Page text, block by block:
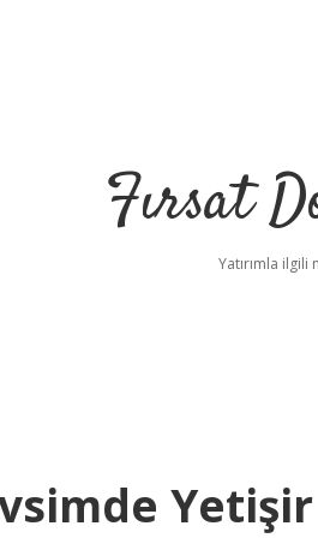
Fırsat
Yatırımla
Yetişir